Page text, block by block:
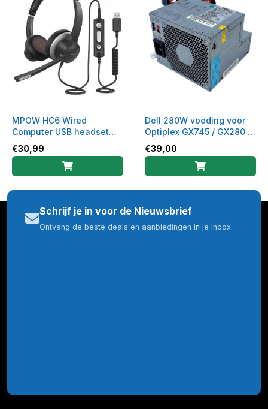
MPOW HC6 Wired
Computer USB headset
kantoor
€30,99
Dell 280W voeding voor
Optiplex GX745 / GX280 /
GX620 - H280P-00
€39,00
Schrijf je in voor de Nieuwsbrief
Ontvang de beste deals en aanbiedingen in je inbox